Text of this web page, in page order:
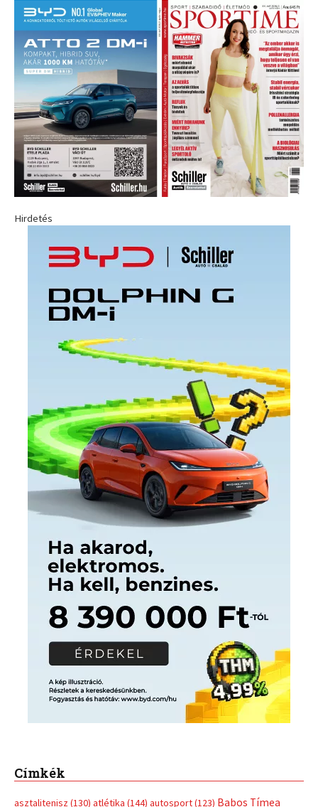
Hirdetés
Címkék
asztalitenisz (130) atlétika (144) autosport(123) Babos Tímea